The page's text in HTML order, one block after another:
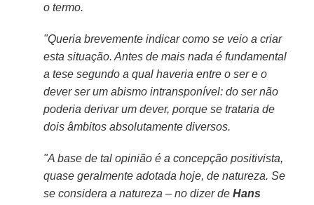
o termo.
"Queria brevemente indicar como se veio a criar
esta situação. Antes de mais nada é fundamental
a tese segundo a qual haveria entre o ser e o
dever ser um abismo intransponível: do ser não
poderia derivar um dever, porque se trataria de
dois âmbitos absolutamente diversos.
"A base de tal opinião é a concepção positivista,
quase geralmente adotada hoje, de natureza. Se
se considera a natureza – no dizer deHans